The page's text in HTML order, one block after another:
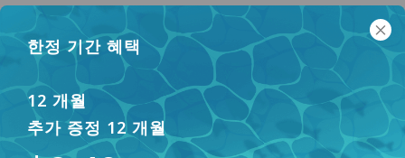
한정 기간 혜택
12 개월
추가 증정 12 개월
Android TV
도움말 센터
panda7x24@gmail.com
FAQ
협력
제휴 파트너 되기